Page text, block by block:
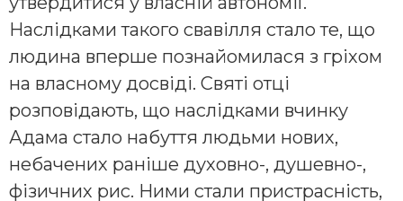
Наслідками такого свавілля стало те, що
людина вперше познайомилася з гріхом
на власному досвіді. Святі отці
розповідають, що наслідками вчинку
Адама стало набуття людьми нових,
небачених раніше духовно-, душевно-,
фізичних рис. Ними стали пристрасність,